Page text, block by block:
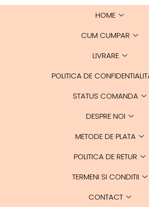
HOME
CUM CUMPAR
LIVRARE
POLITICA DE
STATUS COMANDA
DESPRE NOI
METODE DE PLATA
POLITICA DE RETUR
TERMENI SI CONDITII
CONTACT